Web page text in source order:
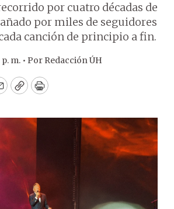
por cuatro décadas de
por miles de seguidores
canción de principio a fin.
m. • Por Redacción ÚH
CopyPrint